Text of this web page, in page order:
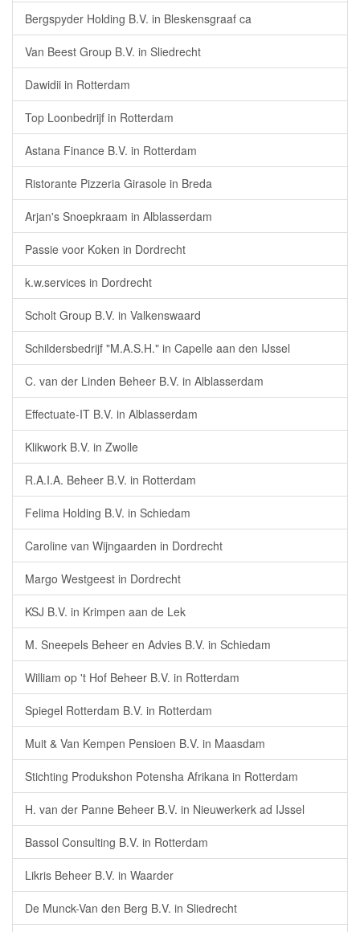
Bergspyder Holding B.V. in Bleskensgraaf ca
Van Beest Group B.V. in Sliedrecht
Dawidii in Rotterdam
Top Loonbedrijf in Rotterdam
Astana Finance B.V. in Rotterdam
Ristorante Pizzeria Girasole in Breda
Arjan's Snoepkraam in Alblasserdam
Passie voor Koken in Dordrecht
k.w.services in Dordrecht
Scholt Group B.V. in Valkenswaard
Schildersbedrijf "M.A.S.H." in Capelle aan den IJssel
C. van der Linden Beheer B.V. in Alblasserdam
Effectuate-IT B.V. in Alblasserdam
Klikwork B.V. in Zwolle
R.A.I.A. Beheer B.V. in Rotterdam
Felima Holding B.V. in Schiedam
Caroline van Wijngaarden in Dordrecht
Margo Westgeest in Dordrecht
KSJ B.V. in Krimpen aan de Lek
M. Sneepels Beheer en Advies B.V. in Schiedam
William op 't Hof Beheer B.V. in Rotterdam
Spiegel Rotterdam B.V. in Rotterdam
Muit & Van Kempen Pensioen B.V. in Maasdam
Stichting Produkshon Potensha Afrikana in Rotterdam
H. van der Panne Beheer B.V. in Nieuwerkerk ad IJssel
Bassol Consulting B.V. in Rotterdam
Likris Beheer B.V. in Waarder
De Munck-Van den Berg B.V. in Sliedrecht